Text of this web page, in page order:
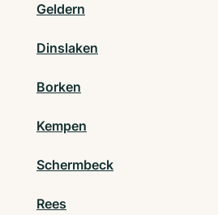
Geldern
Dinslaken
Borken
Kempen
Schermbeck
Rees